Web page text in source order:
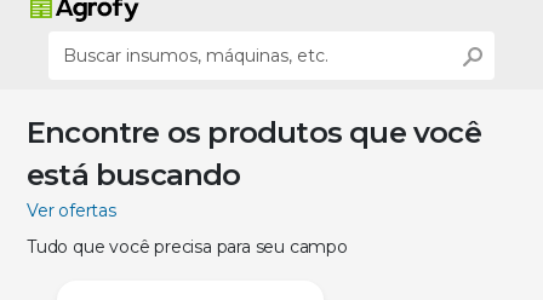
Encontre os produtos que você
está buscando
Ver ofertas
Tudo que você precisa para seu campo